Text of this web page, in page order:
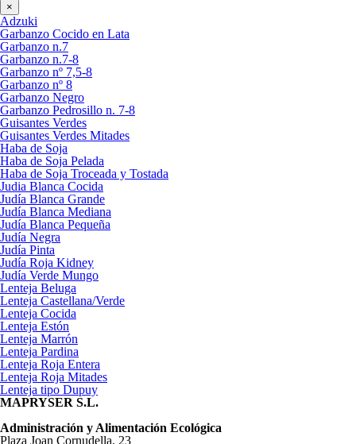
×
Adzuki
Garbanzo Cocido en Lata
Garbanzo n.7
Garbanzo n.7-8
Garbanzo nº 7,5-8
Garbanzo nº 8
Garbanzo Negro
Garbanzo Pedrosillo n. 7-8
Guisantes Verdes
Guisantes Verdes Mitades
Haba de Soja
Haba de Soja Pelada
Haba de Soja Troceada y Tostada
Judia Blanca Cocida
Judía Blanca Grande
Judía Blanca Mediana
Judía Blanca Pequeña
Judía Negra
Judía Pinta
Judía Roja Kidney
Judía Verde Mungo
Lenteja Beluga
Lenteja Castellana/Verde
Lenteja Cocida
Lenteja Estón
Lenteja Marrón
Lenteja Pardina
Lenteja Roja Entera
Lenteja Roja Mitades
Lenteja tipo Dupuy
MAPRYSER S.L.
Administración y Alimentación Ecológica
Plaza Joan Cornudella, 23